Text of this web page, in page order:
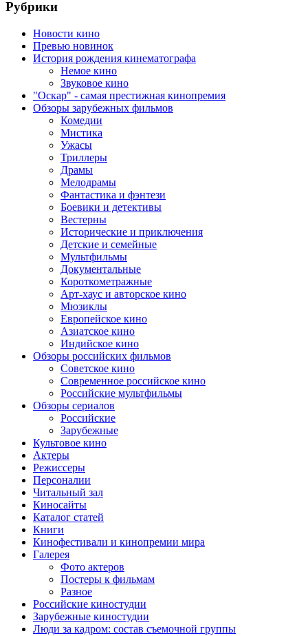
Рубрики
Новости кино
Превью новинок
История рождения кинематографа
Немое кино
Звуковое кино
"Оскар" - самая престижная кинопремия
Обзоры зарубежных фильмов
Комедии
Мистика
Ужасы
Триллеры
Драмы
Мелодрамы
Фантастика и фэнтези
Боевики и детективы
Вестерны
Исторические и приключения
Детские и семейные
Мультфильмы
Документальные
Короткометражные
Арт-хаус и авторское кино
Мюзиклы
Европейское кино
Азиатское кино
Индийское кино
Обзоры российских фильмов
Советское кино
Современное российское кино
Российские мультфильмы
Обзоры сериалов
Российские
Зарубежные
Культовое кино
Актеры
Режиссеры
Персоналии
Читальный зал
Киносайты
Каталог статей
Книги
Кинофестивали и кинопремии мира
Галерея
Фото актеров
Постеры к фильмам
Разное
Российские киностудии
Зарубежные киностудии
Люди за кадром: состав съемочной группы